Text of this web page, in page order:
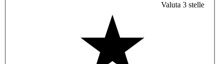
Valuta 3 stelle